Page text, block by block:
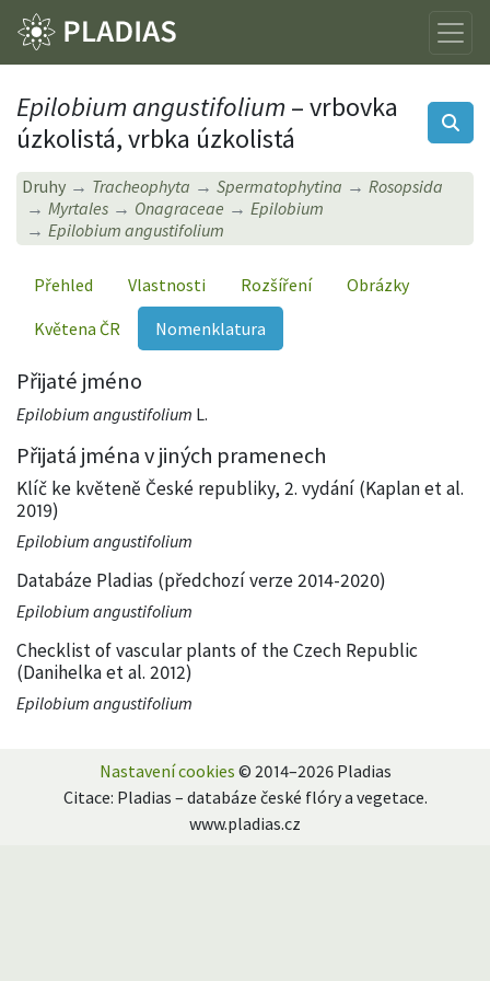
Epilobium angustifolium – vrbovka
úzkolistá, vrbka úzkolistá
Druhy Tracheophyta Spermatophytina
Rosopsida
Myrtales
Onagraceae
Epilobium
Epilobium angustifolium
Přehled Vlastnosti Rozšíření
Obrázky
Květena ČR
Nomenklatura
Přijaté jméno
Epilobium angustifolium L.
Přijatá jména v jiných pramenech
Klíč ke květeně České republiky, 2. vydání (Kaplan et al.
2019)
Epilobium angustifolium
Databáze Pladias (předchozí verze 2014-2020)
Epilobium angustifolium
Checklist of vascular plants of the Czech Republic
(Danihelka et al. 2012)
Epilobium angustifolium
Nastavení cookies © 2014–2026 Pladias
Citace: Pladias – databáze české flóry a vegetace.
www.pladias.cz